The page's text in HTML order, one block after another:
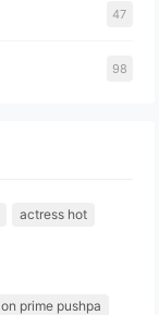
47
98
actress hot
prime pushpa